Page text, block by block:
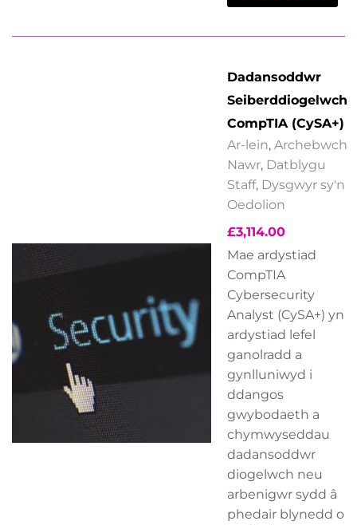
Dadansoddwr
Seiberddiogelwch
CompTIA (CySA+)
Ar-lein, Archebwch
Nawr, Datblygu
Staff, Dysgwyr sy'n
Oedolion
£3,114.00
Mae ardystiad
CompTIA
Cybersecurity
Analyst (CySA+) yn
ardystiad lefel
ganolradd a
gynlluniwyd i
ddangos
gwybodaeth a
chymwyseddau
dadansoddwr
diogelwch neu
arbenigwr sydd â
phedair blynedd o